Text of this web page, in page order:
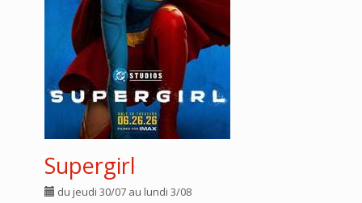
Supergirl
du jeudi 30/07 au lundi 3/08